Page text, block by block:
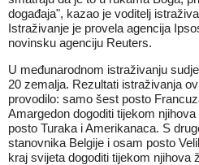
događaja", kazao je voditelj
Istraživanje je provela agencija
novinsku agenciju Reuters.
U međunarodnom istraživanju
20 zemalja. Rezultati istraživanja
provodilo: samo šest posto
Amargedon dogoditi tijekom
posto Turaka i Amerikanaca. S
stanovnika Belgije i osam posto
kraj svijeta dogoditi tijekom njihova